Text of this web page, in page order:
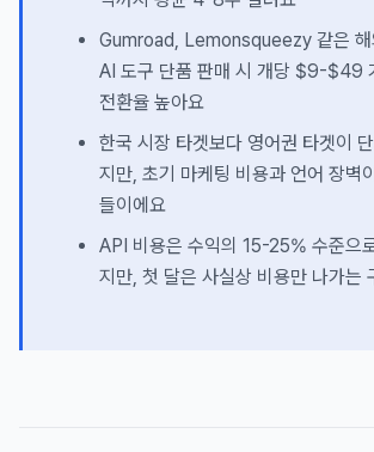
Gumroad, Lemonsqueezy 같은 해
AI 도구 단품 판매 시 개당 $9-$49
전환율 높아요
한국 시장 타겟보다 영어권 타겟이
지만, 초기 마케팅 비용과 언어 장벽
들이에요
API 비용은 수익의 15-25% 수준으
지만, 첫 달은 사실상 비용만 나가는